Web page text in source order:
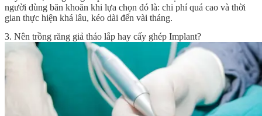
người dùng băn khoăn khi lựa chọn đó là: chi phí quá cao và thời
gian thực hiện khá lâu, kéo dài đến vài tháng.
3. Nên trồng răng giả tháo lắp hay cấy ghép Implant?